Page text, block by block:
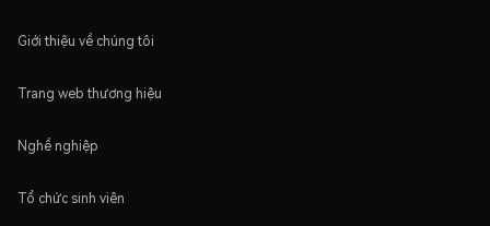
Giới thiệu về chúng tôi
Trang web thương hiệu
Nghề nghiệp
Tổ chức sinh viên